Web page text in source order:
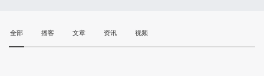
全部 播客 文章 资讯 视频